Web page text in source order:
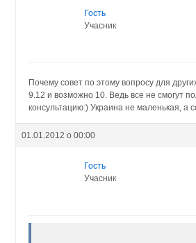
Гость
Учасник
Почему совет по этому вопросу для
9.12 и возможно 10. Ведь все не смогут
консультацию:) Украина не маленькая, а
01.01.2012 о 00:00
Гость
Учасник